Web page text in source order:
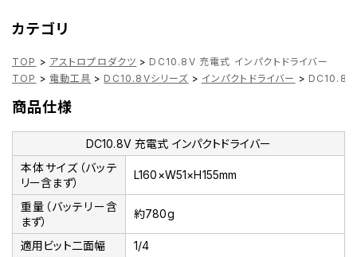
カテゴリ
TOP > アストロプロダクツ > DC10.8V 充電式 インパクトドライバー
TOP > 電動工具 > DC10.8Vシリーズ > インパクトドライバー > DC10.8V
商品仕様
DC10.8V 充電式 インパクトドライバー
本体サイズ（バッテ
リー含まず）
L160×W51×H155mm
重量（バッテリー含
まず）
約780g
適用ビット二面幅
1/4